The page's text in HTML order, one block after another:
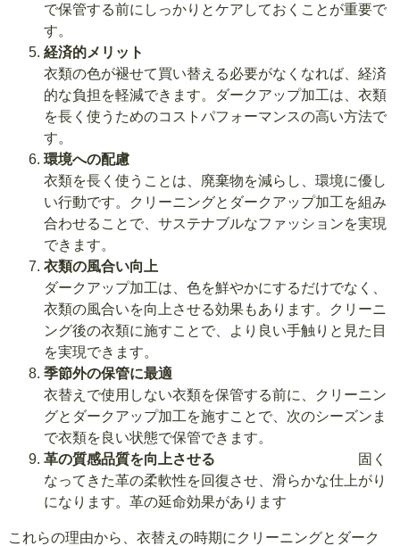
で保管する前にしっかりとケアしておくことが重要で
す。
経済的メリット
衣類の色が褪せて買い替える必要がなくなれば、経済
的な負担を軽減できます。ダークアップ加工は、衣類
を長く使うためのコストパフォーマンスの高い方法で
す。
環境への配慮
衣類を長く使うことは、廃棄物を減らし、環境に優し
い行動です。クリーニングとダークアップ加工を組み
合わせることで、サステナブルなファッションを実現
できます。
衣類の風合い向上
ダークアップ加工は、色を鮮やかにするだけでなく、
衣類の風合いを向上させる効果もあります。クリーニ
ング後の衣類に施すことで、より良い手触りと見た目
を実現できます。
季節外の保管に最適
衣替えで使用しない衣類を保管する前に、クリーニン
グとダークアップ加工を施すことで、次のシーズンま
で衣類を良い状態で保管できます。
革の質感品質を向上させる
固く
なってきた革の柔軟性を回復させ、滑らかな仕上がり
になります。革の延命効果があります
これらの理由から、衣替えの時期にクリーニングとダーク